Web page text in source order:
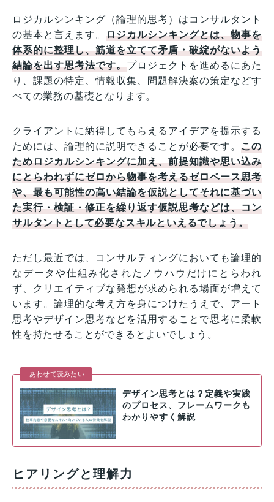
ロジカルシンキング（論理的思考）はコンサルタント
の基本と言えます。ロジカルシンキングとは、物事を
体系的に整理し、筋道を立てて矛盾・破綻がないよう
結論を出す思考法です。プロジェクトを進めるにあた
り、課題の特定、情報収集、問題解決案の策定などす
べての業務の基礎となります。
クライアントに納得してもらえるアイデアを提示する
ためには、論理的に説明できることが必要です。この
ためロジカルシンキングに加え、前提知識や思い込み
にとらわれずにゼロから物事を考えるゼロベース思考
や、最も可能性の高い結論を仮説としてそれに基づい
た実行・検証・修正を繰り返す仮説思考などは、コン
サルタントとして必要なスキルといえるでしょう。
ただし最近では、コンサルティングにおいても論理的
なデータや仕組み化されたノウハウだけにとらわれ
ず、クリエイティブな発想が求められる場面が増えて
います。論理的な考え方を身につけたうえで、アート
思考やデザイン思考などを活用することで思考に柔軟
性を持たせることができるとよいでしょう。
あわせて読みたい
デザイン思考とは？定義や実践
のプロセス、フレームワークも
わかりやすく解説
ヒアリングと理解力